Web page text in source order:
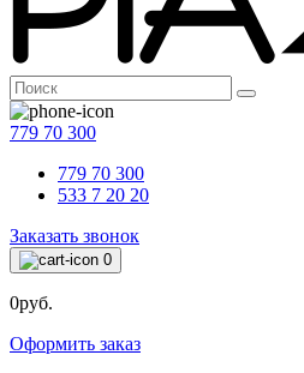
779 70 300
779 70 300
533 7 20 20
Заказать звонок
0
0руб.
Оформить заказ